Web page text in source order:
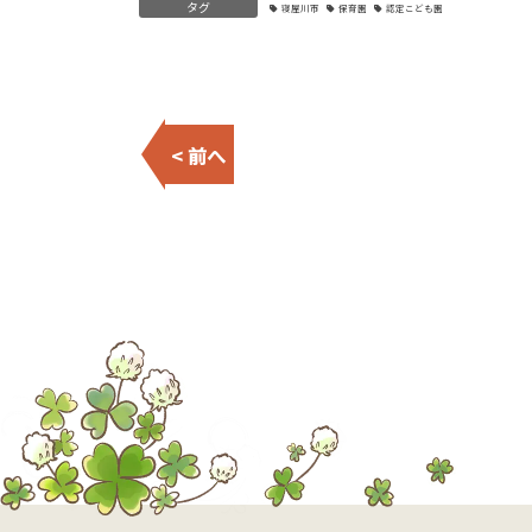
タグ 寝屋川市 保育園 認定こども園
< 前へ